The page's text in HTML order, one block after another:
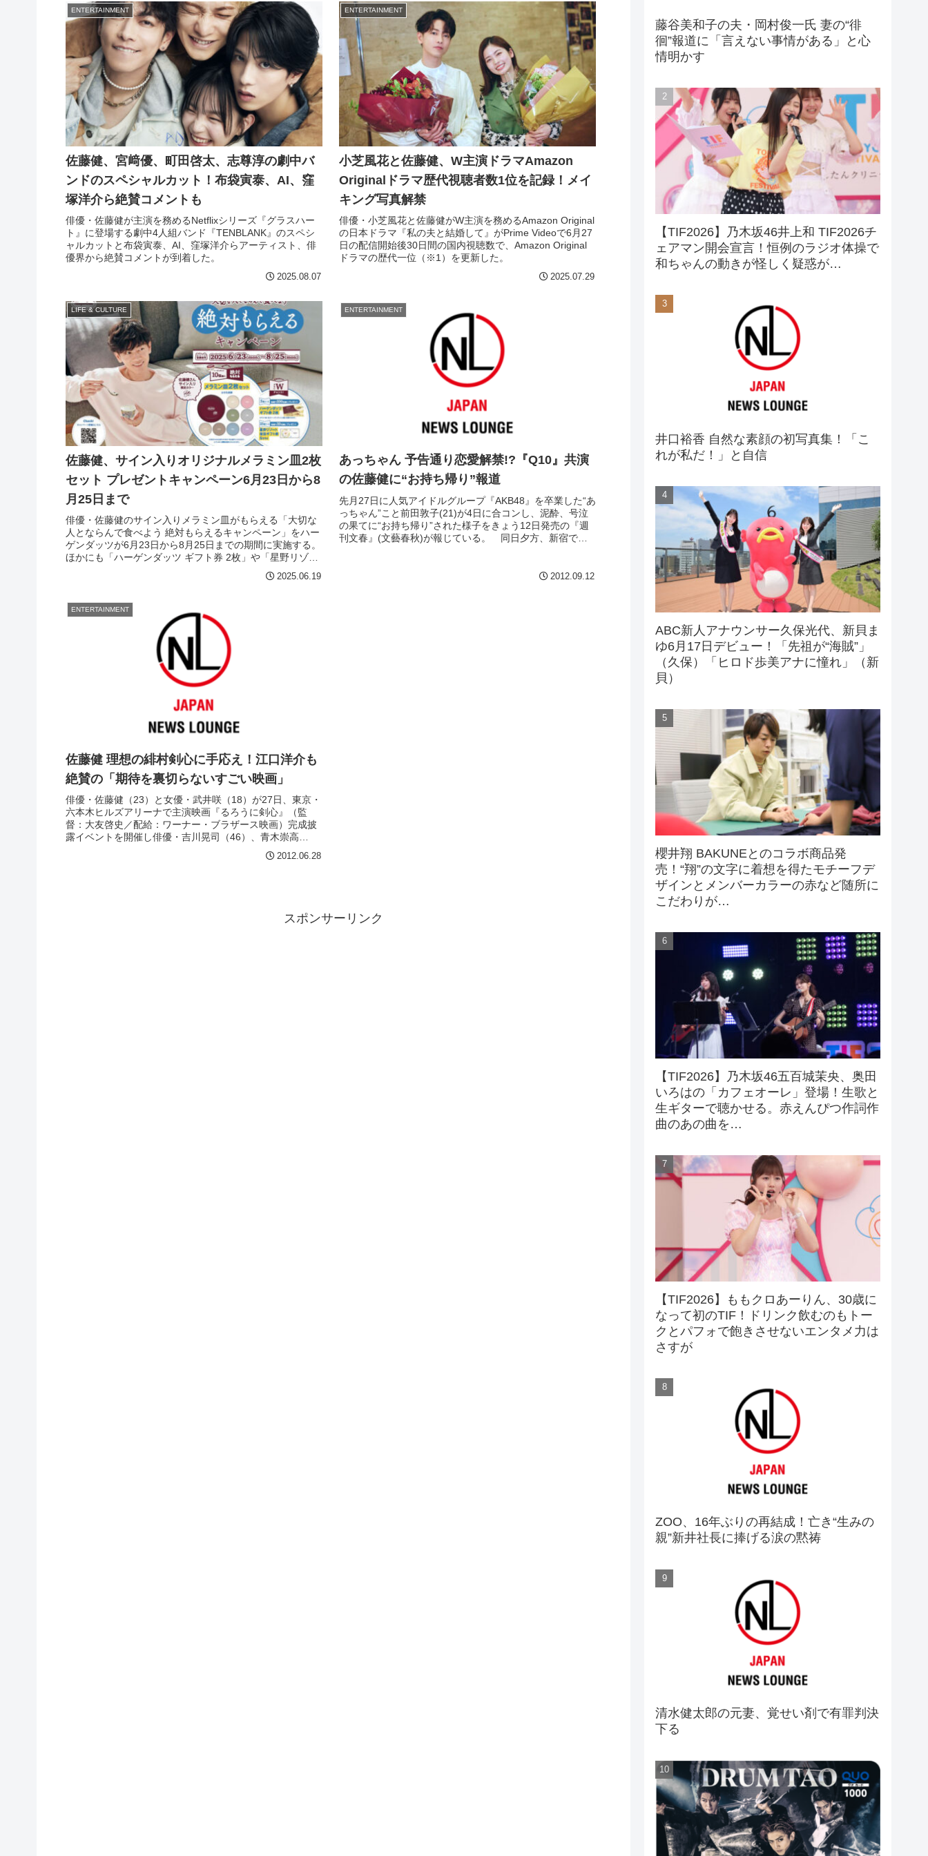
ENTERTAINMENT
佐藤健、宮﨑優、町田啓太、志尊淳の劇中バ
ンドのスペシャルカット！布袋寅泰、AI、窪
塚洋介ら絶賛コメントも
俳優・佐藤健が主演を務めるNetflixシリーズ『グラスハー
ト』に登場する劇中4人組バンド『TENBLANK』のスペシ
ャルカットと布袋寅泰、AI、窪塚洋介らアーティスト、俳
優界から絶賛コメントが到着した。
2025.08.07
ENTERTAINMENT
小芝風花と佐藤健、W主演ドラマAmazon
Originalドラマ歴代視聴者数1位を記録！メイ
キング写真解禁
俳優・小芝風花と佐藤健がW主演を務めるAmazon Original
の日本ドラマ『私の夫と結婚して』がPrime Videoで6月27
日の配信開始後30日間の国内視聴数で、Amazon Original
ドラマの歴代一位（※1）を更新した。
2025.07.29
LIFE & CULTURE
佐藤健、サイン入りオリジナルメラミン皿2枚
セット プレゼントキャンペーン6月23日から8
月25日まで
俳優・佐藤健のサイン入りメラミン皿がもらえる「大切な
人とならんで食べよう 絶対もらえるキャンペーン」をハー
ゲンダッツが6月23日から8月25日までの期間に実施する。
ほかにも「ハーゲンダッツ ギフト券 2枚」や「星野リゾー
2025.06.19
ENTERTAINMENT
あっちゃん 予告通り恋愛解禁!?『Q10』共演
の佐藤健に“お持ち帰り”報道
先月27日に人気アイドルグループ『AKB48』を卒業した“あ
っちゃん”こと前田敦子(21)が4日に合コンし、泥酔、号泣
の果てに“お持ち帰り”された様子をきょう12日発売の『週
刊文春』(文藝春秋)が報じている。 同日夕方、新宿で
2012.09.12
ENTERTAINMENT
佐藤健 理想の緋村剣心に手応え！江口洋介も
絶賛の「期待を裏切らないすごい映画」
俳優・佐藤健（23）と女優・武井咲（18）が27日、東京・
六本木ヒルズアリーナで主演映画『るろうに剣心』（監
督：大友啓史／配給：ワーナー・ブラザース映画）完成披
露イベントを開催し俳優・吉川晃司（46）、青木崇高
2012.06.28
スポンサーリンク
藤谷美和子の夫・岡村俊一氏 妻の“徘
徊”報道に「言えない事情がある」と心
情明かす
【TIF2026】乃木坂46井上和 TIF2026チ
ェアマン開会宣言！恒例のラジオ体操で
和ちゃんの動きが怪しく疑惑が…
井口裕香 自然な素顔の初写真集！「こ
れが私だ！」と自信
ABC新人アナウンサー久保光代、新貝ま
ゆ6月17日デビュー！「先祖が“海賊”」
（久保）「ヒロド歩美アナに憧れ」（新
貝）
櫻井翔 BAKUNEとのコラボ商品発
売！“翔”の文字に着想を得たモチーフデ
ザインとメンバーカラーの赤など随所に
こだわりが…
【TIF2026】乃木坂46五百城茉央、奥田
いろはの「カフェオーレ」登場！生歌と
生ギターで聴かせる。赤えんぴつ作詞作
曲のあの曲を…
【TIF2026】ももクロあーりん、30歳に
なって初のTIF！ドリンク飲むのもトー
クとパフォで飽きさせないエンタメ力は
さすが
ZOO、16年ぶりの再結成！亡き“生みの
親”新井社長に捧げる涙の黙祷
清水健太郎の元妻、覚せい剤で有罪判決
下る